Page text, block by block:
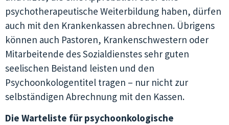
psychotherapeutische Weiterbildung haben, dürfen
auch mit den Krankenkassen abrechnen. Übrigens
können auch Pastoren, Krankenschwestern oder
Mitarbeitende des Sozialdienstes sehr guten
seelischen Beistand leisten und den
Psychoonkologentitel tragen – nur nicht zur
selbständigen Abrechnung mit den Kassen.
Die Warteliste für psychoonkologische